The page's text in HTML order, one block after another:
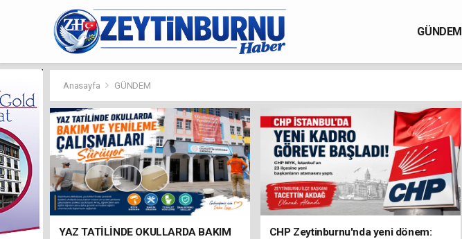
GÜNDEM
Anasayfa GÜNDEM
YAZ TATİLİNDE OKULLARDA BAKIM
CHP Zeytinburnu'nda yeni dönem: